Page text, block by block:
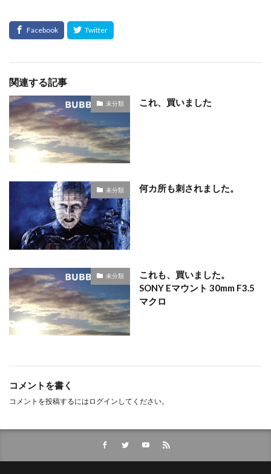
関連する記事
未分類 これ、買いました
未分類 何カ所も刺されました。
未分類
これも、買いました。
SONY Eマウント 30mm F3.5
マクロ
コメントを書く
コメントを投稿するには ログイン してください。